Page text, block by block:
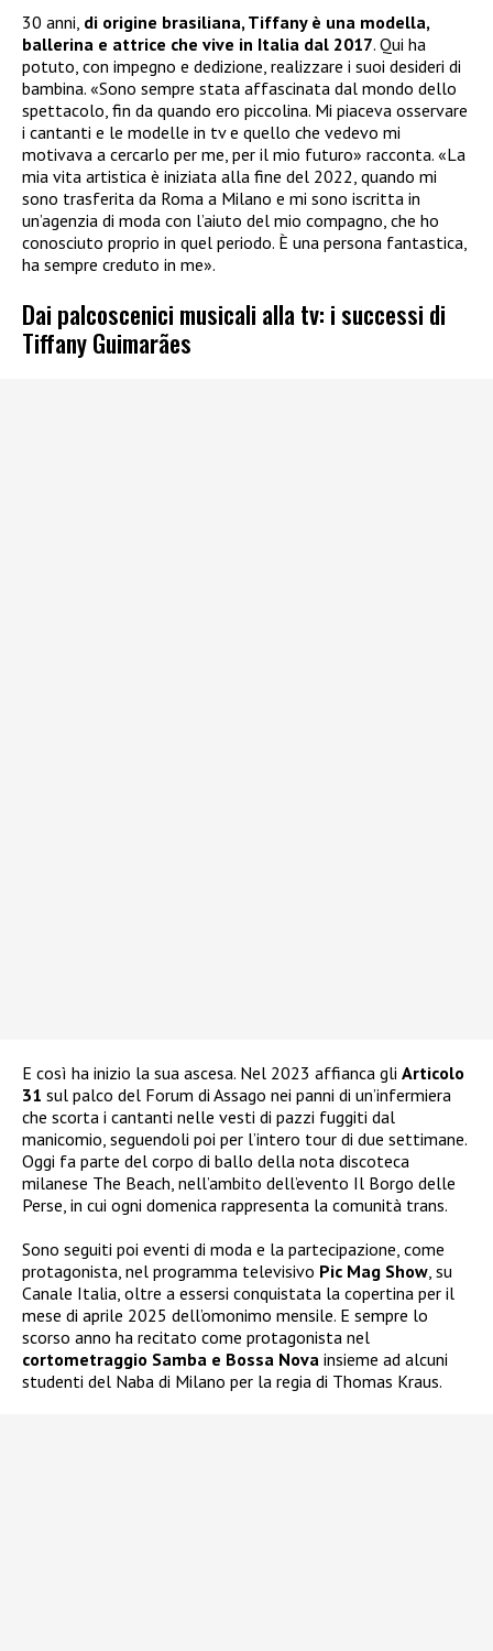
30 anni, di origine brasiliana, Tiffany è una modella,
ballerina e attrice che vive in Italia dal 2017. Qui ha
potuto, con impegno e dedizione, realizzare i suoi desideri di
bambina. «Sono sempre stata affascinata dal mondo dello
spettacolo, fin da quando ero piccolina. Mi piaceva osservare
i cantanti e le modelle in tv e quello che vedevo mi
motivava a cercarlo per me, per il mio futuro» racconta. «La
mia vita artistica è iniziata alla fine del 2022, quando mi
sono trasferita da Roma a Milano e mi sono iscritta in
un’agenzia di moda con l’aiuto del mio compagno, che ho
conosciuto proprio in quel periodo. È una persona fantastica,
ha sempre creduto in me».
Dai palcoscenici musicali alla tv: i successi di
Tiffany Guimarães
E così ha inizio la sua ascesa. Nel 2023 affianca gli Articolo
31 sul palco del Forum di Assago nei panni di un’infermiera
che scorta i cantanti nelle vesti di pazzi fuggiti dal
manicomio, seguendoli poi per l’intero tour di due settimane.
Oggi fa parte del corpo di ballo della nota discoteca
milanese The Beach, nell’ambito dell’evento Il Borgo delle
Perse, in cui ogni domenica rappresenta la comunità trans.
Sono seguiti poi eventi di moda e la partecipazione, come
protagonista, nel programma televisivo Pic Mag Show, su
Canale Italia, oltre a essersi conquistata la copertina per il
mese di aprile 2025 dell’omonimo mensile. E sempre lo
scorso anno ha recitato come protagonista nel
cortometraggio Samba e Bossa Nova insieme ad alcuni
studenti del Naba di Milano per la regia di Thomas Kraus.